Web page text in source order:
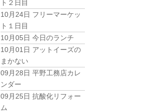
ト２日目
10月24日 フリーマーケッ
ト１日目
10月05日 今日のランチ
10月01日 アットイーズの
まかない
09月28日 平野工務店カレ
ンダー
09月25日 抗酸化リフォー
ム